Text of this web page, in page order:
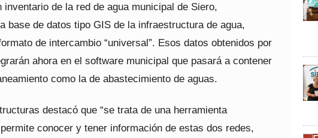
inventario de la red de agua municipal de Siero,
base de datos tipo GIS de la infraestructura de agua,
de intercambio “universal”. Esos datos obtenidos por
ahora en el software municipal que pasará a contener
como la de abastecimiento de aguas.
destacó que “se trata de una herramienta
conocer y tener información de estas dos redes,